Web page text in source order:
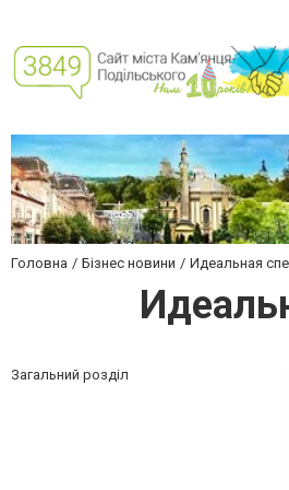
Головна Бізнес новини Идеальная
Загальний розділ